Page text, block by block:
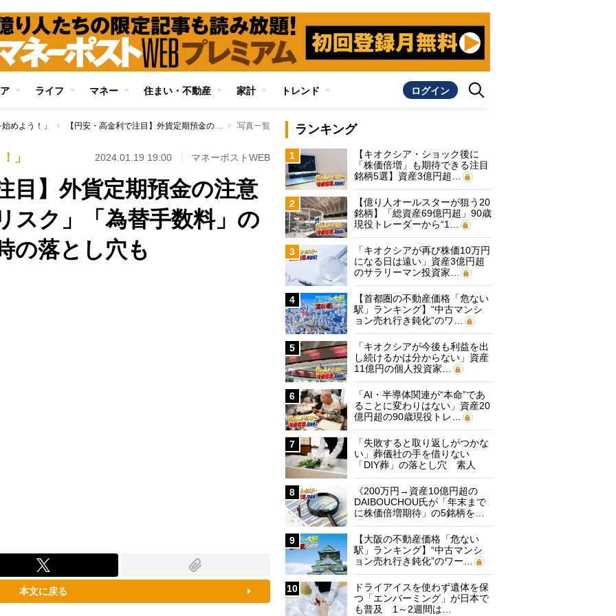
ライフ マネー 住まい・不動産 家計 トレンド ログイン
めよう！」 【円安・高金利で注目】外貨定期預金の注意点を解説 「為替リスク」「為替手数料」の他に「中途解約」時の落とし穴も 写真一覧
」 2024.01.19 19:00 マネーポストWEB
目】外貨定期預金の注意
ク」「為替手数料」の
の落とし穴も
本文に戻る
ランキング
1
【キオクシア・ショック後に
「株価倍増」も期待できる注目
銘柄5選】資産3億円超…
2
【億り人オールスターが狙う20
銘柄】「総資産69億円超」90歳
現役トレーダーから“1…
3
「キオクシアが再び株価10万円
になる日は遠い」資産3億円超
のサラリーマン投資家…
4
【首都圏の不動産価格「危ない
駅」ランキング】“中古マンシ
ョン売れ行き鈍化”のワ…
5
「キオクシアが今後も利益を出
し続けるかは分からない」資産
11億円の個人投資家…
6
「AI・半導体関連が“本命”であ
ることに変わりはない」資産20
億円超の90歳現役トレ…
7
「失敗すると取り返しがつかな
い」葬儀社の手を借りない
「DIY葬」の落とし穴 素人
に…
8
《200万円→資産10億円超の
DAIBOUCHOU氏が「年末まで
に株価倍増期待」の5銘柄を…
9
【大阪の不動産価格「危ない
駅」ランキング】“中古マンシ
ョン売れ行き鈍化”のワー…
10
ドライアイスを使わず遺体を保
つ「エンバーミング」が日本で
も普及 1～2週間は…